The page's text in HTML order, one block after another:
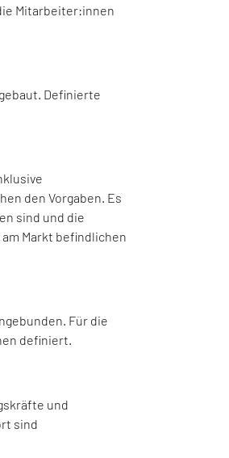
Mitarbeiter:innen
Definierte
den Vorgaben. Es
sind und die
Markt befindlichen
Für die
definiert.
und
sind